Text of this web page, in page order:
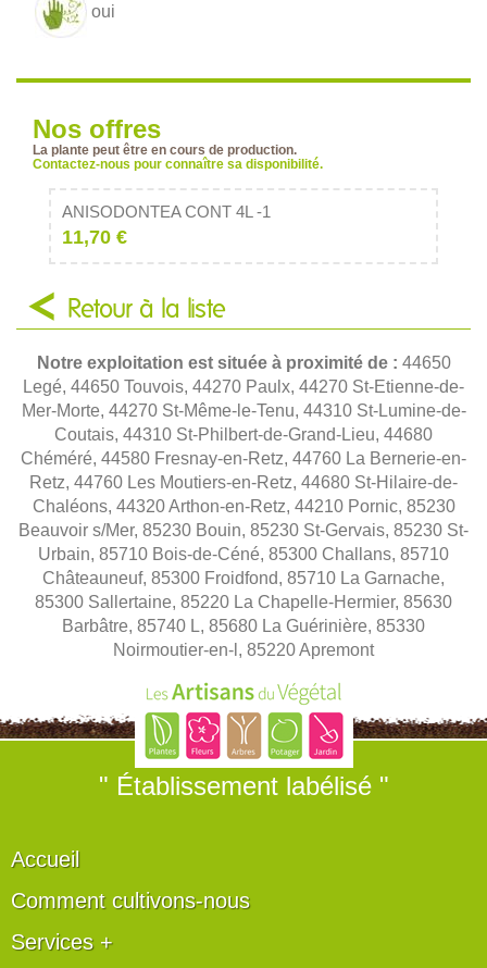
oui
Nos offres
La plante peut être en cours de production.
Contactez-nous pour connaître sa disponibilité.
ANISODONTEA CONT 4L -1
11,70 €
Retour à la liste
Notre exploitation est située à proximité de : 44650
Legé, 44650 Touvois, 44270 Paulx, 44270 St-Etienne-de-
Mer-Morte, 44270 St-Même-le-Tenu, 44310 St-Lumine-de-
Coutais, 44310 St-Philbert-de-Grand-Lieu, 44680
Chéméré, 44580 Fresnay-en-Retz, 44760 La Bernerie-en-
Retz, 44760 Les Moutiers-en-Retz, 44680 St-Hilaire-de-
Chaléons, 44320 Arthon-en-Retz, 44210 Pornic, 85230
Beauvoir s/Mer, 85230 Bouin, 85230 St-Gervais, 85230 St-
Urbain, 85710 Bois-de-Céné, 85300 Challans, 85710
Châteauneuf, 85300 Froidfond, 85710 La Garnache,
85300 Sallertaine, 85220 La Chapelle-Hermier, 85630
Barbâtre, 85740 L, 85680 La Guérinière, 85330
Noirmoutier-en-l, 85220 Apremont
" Établissement labélisé "
Accueil
Comment cultivons-nous
Services +